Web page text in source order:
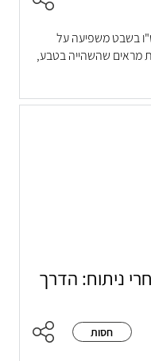
בשבט משפיעה על
מראים שהשהייה בטבע,
ניתוח: הדרך
חסות